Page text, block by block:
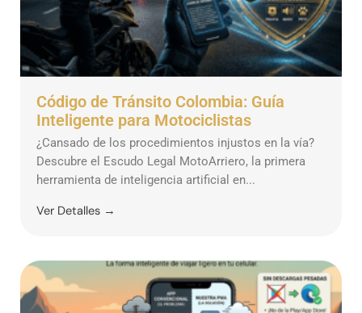
Código de Tránsito Colombia: Guía
Inteligente para Motociclistas
¿Cansado de los procedimientos injustos en la vía?
Descubre el Escudo Legal MotoArriero, la primera
herramienta de inteligencia artificial en...
Ver Detalles →